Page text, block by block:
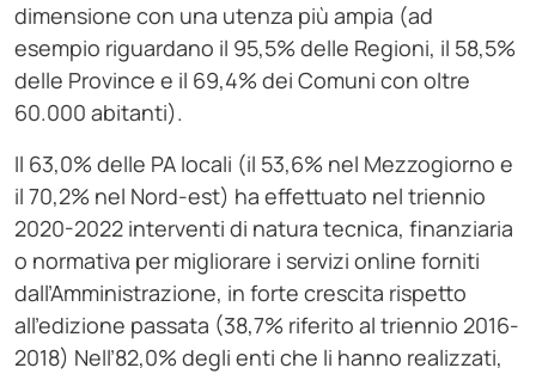
dimensione con una utenza più ampia (ad
esempio riguardano il 95,5% delle Regioni, il 58,5%
delle Province e il 69,4% dei Comuni con oltre
60.000 abitanti).
Il 63,0% delle PA locali (il 53,6% nel Mezzogiorno e
il 70,2% nel Nord-est) ha effettuato nel triennio
2020-2022 interventi di natura tecnica, finanziaria
o normativa per migliorare i servizi online forniti
dall’Amministrazione, in forte crescita rispetto
all’edizione passata (38,7% riferito al triennio 2016-
2018) Nell’82,0% degli enti che li hanno realizzati,